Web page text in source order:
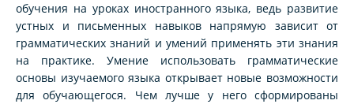
обучения на уроках иностранного языка, ведь развитие
устных и письменных навыков напрямую зависит от
грамматических знаний и умений применять эти знания
на практике. Умение использовать грамматические
основы изучаемого языка открывает новые возможности
для обучающегося. Чем лучше у него сформированы